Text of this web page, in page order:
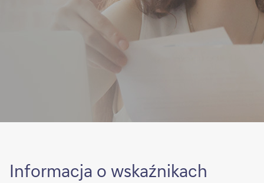
Informacja o wskaźnikach